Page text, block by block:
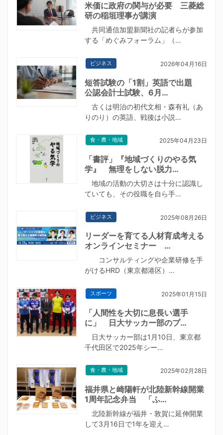
米価に政府の関与が必要 三菱総
研の稲垣理事が講演
共同通信加盟新聞社の記者らが参加
する「めぐみフォーラム」（…
ビジネス 2026年04月16日
短答試験の「1割」英語で出題
公認会計士試験、6月…
古くは明治の初代文相・森有礼（あ
りのり）の英語、戦後は小説…
食・農・地域 2025年04月23日
「書評」『地域づくりのやる気
学』 無理をしない脱力…
地域の活動の大切さは十分に認識し
ていても、その役職を自ら手…
ビジネス 2025年08月26日
リーダーを育てる人材育成考える
オンラインセミナー …
コンサルティングや企業研修を手
がけるHRD（東京都港区）…
スポーツ 2025年01月15日
「人間性を大切に息長い選手
に」 日大サッカー部のプ…
日大サッカー部は1月10日、東京都
千代田区で2025年シー…
食・農・地域 2025年02月28日
福井県と崎陽軒が北陸新幹線開業
1周年記念弁当 「ふ…
北陸新幹線が福井・敦賀に延伸開業
して3月16日で1年を迎え…